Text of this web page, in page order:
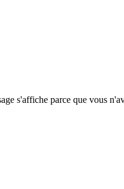
s'affiche parce que vous